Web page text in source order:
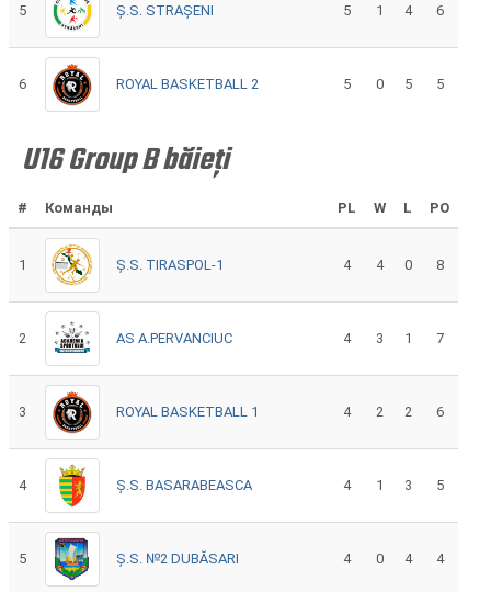
5 Ș.S. STRAȘENI 5 1 4 6
6 ROYAL BASKETBALL 2 5 0 5 5
U16 Group B băieți
# Команды PL W L PO
1 Ș.S. TIRASPOL-1 4 4 0 8
2 AS A.PERVANCIUC 4 3 1 7
3 ROYAL BASKETBALL 1 4 2 2 6
4 Ș.S. BASARABEASCA 4 1 3 5
5 Ș.S. №2 DUBĂSARI 4 0 4 4